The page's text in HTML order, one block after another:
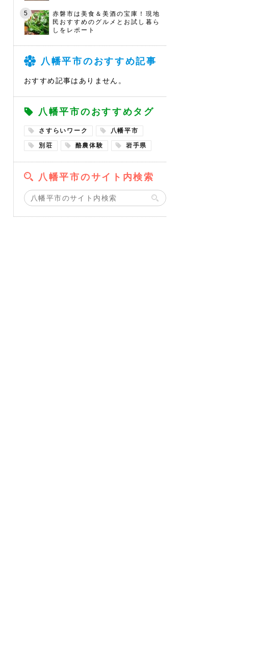
赤磐市は美食＆美酒の宝庫！現地
民おすすめのグルメとお試し暮ら
しをレポート
八幡平市のおすすめ記事
おすすめ記事はありません。
八幡平市のおすすめタグ
さすらいワーク 八幡平市
別荘 酪農体験 岩手県
八幡平市のサイト内検索